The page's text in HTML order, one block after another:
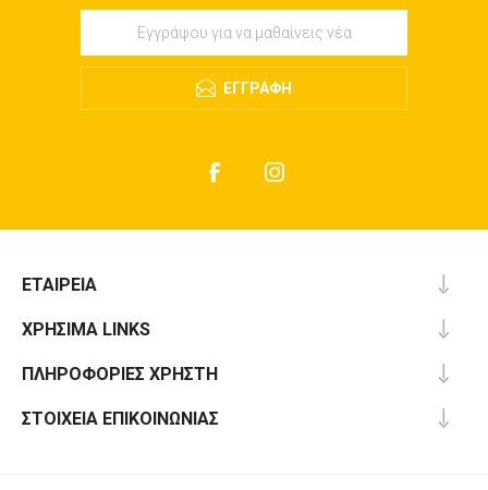
ΕΓΓΡΑΦΉ
ΕΤΑΙΡΕΊΑ
ΧΡΉΣΙΜΑ LINKS
ΠΛΗΡΟΦΟΡΊΕΣ ΧΡΉΣΤΗ
ΣΤΟΙΧΕΊΑ ΕΠΙΚΟΙΝΩΝΊΑΣ